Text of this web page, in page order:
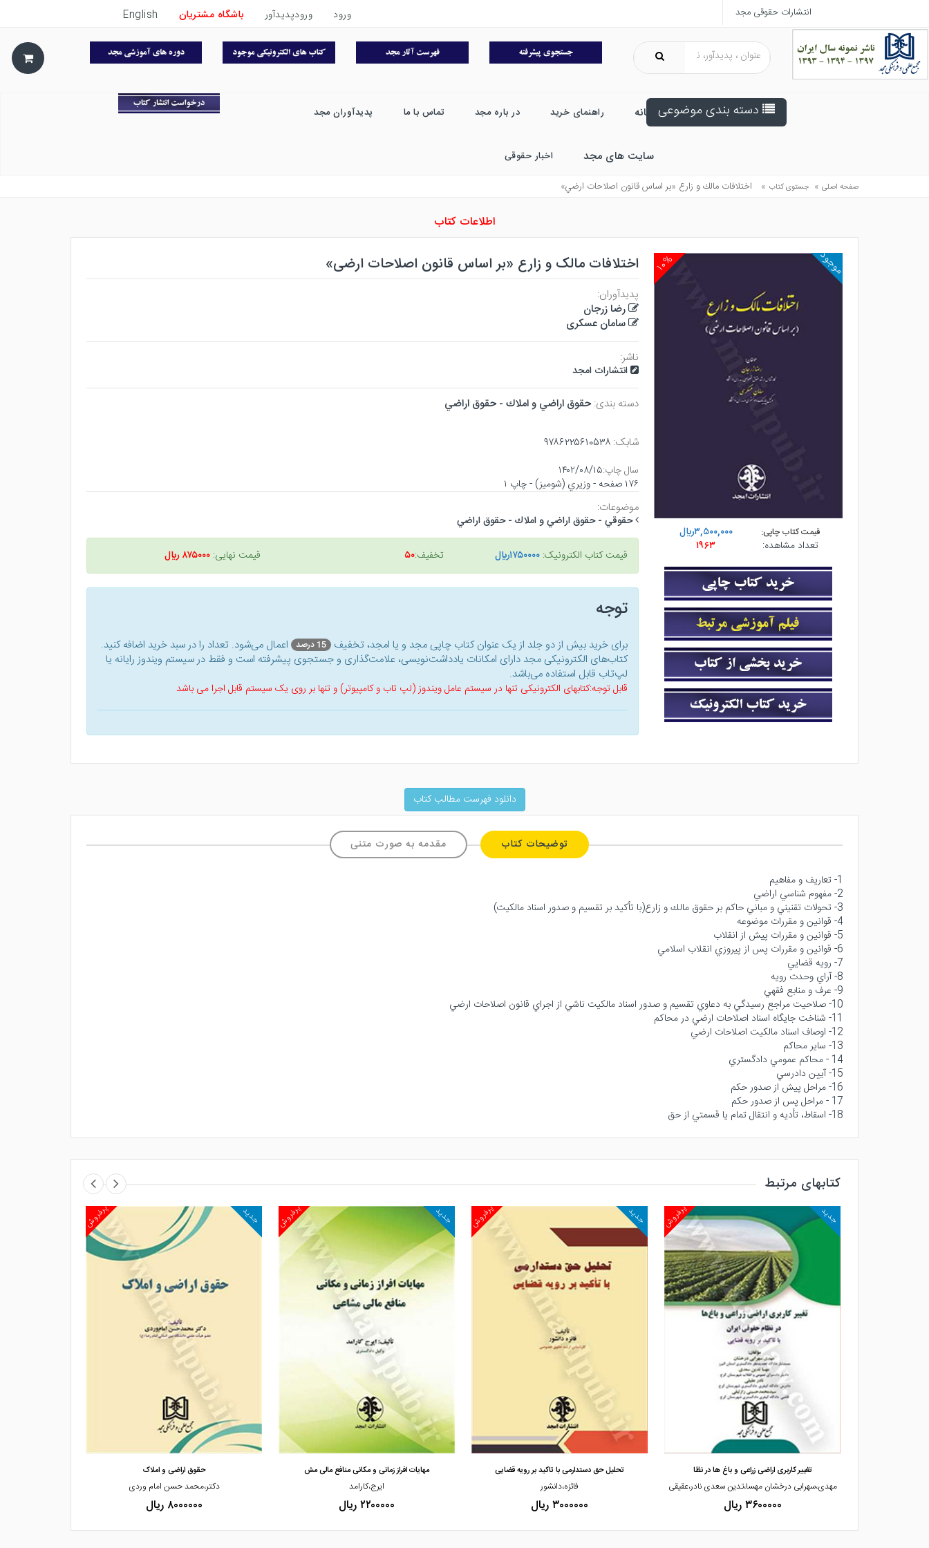
انتشارات حقوقی مجد ورود ورودپدیدآور باشگاه مشتریان English
دسته بندی موضوعی خانه راهنمای خرید در باره مجد تماس با ما پدیدآوران مجد
سایت های مجد اخبار حقوقی
صفحه اصلی » جستوی کتاب » اختلافات مالك و زارع «بر اساس قانون اصلاحات ارضي»
اطلاعات کتاب
۱۰% موجود
قیمت کتاب چاپی:
۳,۵۰۰,۰۰۰ريال
تعداد مشاهده:
۱۹۶۳
اختلافات مالک و زارع «بر اساس قانون اصلاحات ارضی»
پدیدآوران:
رضا زرجان
سامان عسکری
ناشر:
انتشارات امجد
دسته بندی:حقوق اراضي و املاك - حقوق اراضي
شابک:۹۷۸۶۲۲۵۶۱۰۵۳۸
سال چاپ:۱۴۰۲/۰۸/۱۵
۱۷۶ صفحه - وزيري (شوميز) - چاپ ۱
موضوعات:
حقوقي - حقوق اراضي و املاك - حقوق اراضي
قیمت کتاب الکترونیک:۱۷۵۰۰۰۰ريال تخفیف:۵۰ قیمت نهایی:۸۷۵۰۰۰ ريال
توجه
برای خرید بیش از دو جلد از یک عنوان کتاب‌ چاپی مجد و یا امجد، تخفیف 15 درصد
اعمال می‌شود. تعداد را در سبد خرید اضافه کنید.
کتاب‌های الکترونیکی مجد دارای امکانات یادداشت‌نویسی، علامت‌گذاری و جستجوی پیشرفته است و فقط در سیستم ویندوز رایانه یا
لپ‌تاب قابل استفاده می‌باشد.
قابل توجه:کتابهای الکترونیکی تنها در سیستم عامل ویندوز (لپ تاب و کامپیوتر) و تنها بر روی یک سیستم قابل اجرا می باشد
دانلود فهرست مطالب کتاب
توضیحات کتاب مقدمه به صورت متنی
1- تعاريف و مفاهيم
2- مفهوم شناسي اراضي
3- تحولات تقنيني و مباني حاكم بر حقوق مالك و زارع(با تأكيد بر تقسيم و صدور اسناد مالكيت)
4- قوانين و مقررات موضوعه
5- قوانين و مقررات پيش از انقلاب
6- قوانين و مقررات پس از پيروزي انقلاب اسلامي
7- رويه قضايي
8- آراي وحدت رويه
9- عرف و منابع فقهي
10- صلاحيت مراجع رسيدگي به دعاوي تقسيم و صدور اسناد مالكيت ناشي از اجراي قانون اصلاحات ارضي
11- شناخت جايگاه اسناد اصلاحات ارضي در محاكم
12- اوصاف اسناد مالكيت اصلاحات ارضي
13- ساير محاكم
14 - محاكم عمومي دادگستري
15- آيين دادرسي
16- مراحل پيش از صدور حكم
17 - مراحل پس از صدور حكم
18- اسقاط، تأديه و انتقال تمام يا قسمتي از حق
کتابهای مرتبط
مشاهده و خرید
پرفروش جدید
مشاهده و خرید
تغییر کاربری اراضی زراعی و باغ ها در نظا
مهدی،سهرابی درخشان مهسا،تدین سعدی نادر،عقیقی
۳۶۰۰۰۰۰ ریال
پرفروش جدید
مشاهده و خرید
تحلیل حق دستدارمی با تاکید بر رویه قضایی
فائزه،دانشور
۳۰۰۰۰۰۰ ریال
پرفروش جدید
مشاهده و خرید
مهایات افراز زمانی و مکانی منافع مالی مش
ایرج،کارامد
۲۲۰۰۰۰۰ ریال
پرفروش جدید
حقوق اراضی و املاک
دکتر،محمد حسن امام وردی
۸۰۰۰۰۰۰ ریال